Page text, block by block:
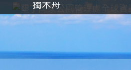
獨木舟